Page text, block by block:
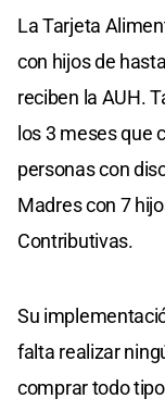
La Tarjeta
con hijos de
reciben la AUH.
los 3 meses que
personas con
Madres con 7
Contributivas.
Su
falta realizar
comprar todo